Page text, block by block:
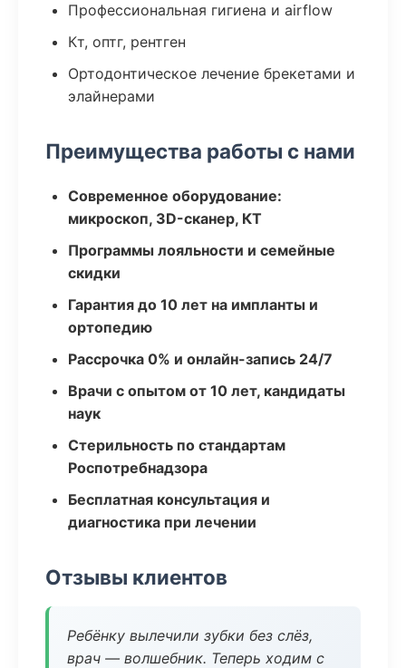
Профессиональная гигиена и airflow
Кт, оптг, рентген
Ортодонтическое лечение брекетами и
элайнерами
Преимущества работы с нами
Современное оборудование:
микроскоп, 3D-сканер, КТ
Программы лояльности и семейные
скидки
Гарантия до 10 лет на импланты и
ортопедию
Рассрочка 0% и онлайн-запись 24/7
Врачи с опытом от 10 лет, кандидаты
наук
Стерильность по стандартам
Роспотребнадзора
Бесплатная консультация и
диагностика при лечении
Отзывы клиентов
Ребёнку вылечили зубки без слёз,
врач — волшебник. Теперь ходим с